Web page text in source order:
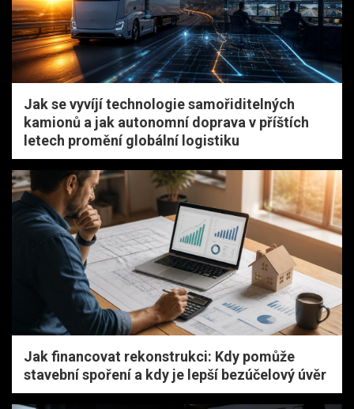
Jak se vyvíjí technologie samořiditelných
kamionů a jak autonomní doprava v příštích
letech promění globální logistiku
Jak financovat rekonstrukci: Kdy pomůže
stavební spoření a kdy je lepší bezúčelový úvěr